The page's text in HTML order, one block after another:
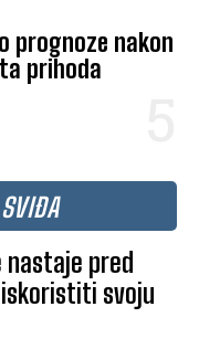
prognoze nakon
prihoda
nastaje pred
svoju